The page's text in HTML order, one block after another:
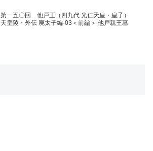
第一五〇回 他戸王（四九代 光仁天皇・皇子）
天皇陵・外伝 廃太子編-03＜前編＞ 他戸親王墓